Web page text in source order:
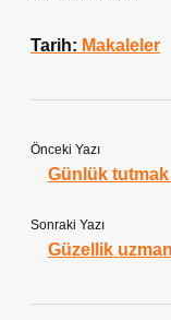
Tarih: Makaleler
Önceki Yazı
Günlük
Sonraki Yazı
Güzellik